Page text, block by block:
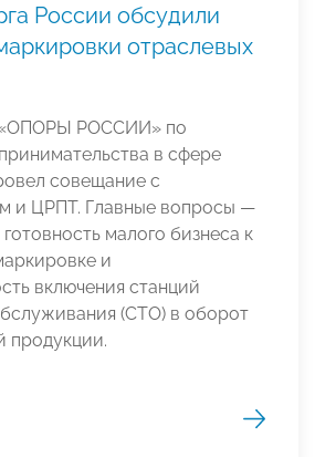
России обсудили
отраслевых
«ОПОРЫ РОССИИ» по
в сфере
совещание с
и ЦРПТ. Главные вопросы —
малого бизнеса к
и
включения станций
(СТО) в оборот
продукции.